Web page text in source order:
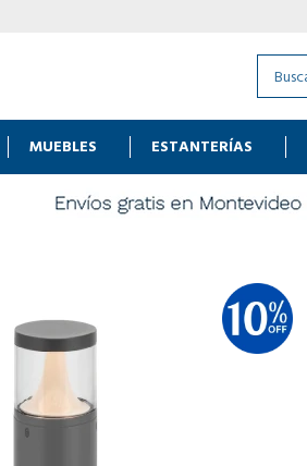
MUEBLES ESTANTERÍAS